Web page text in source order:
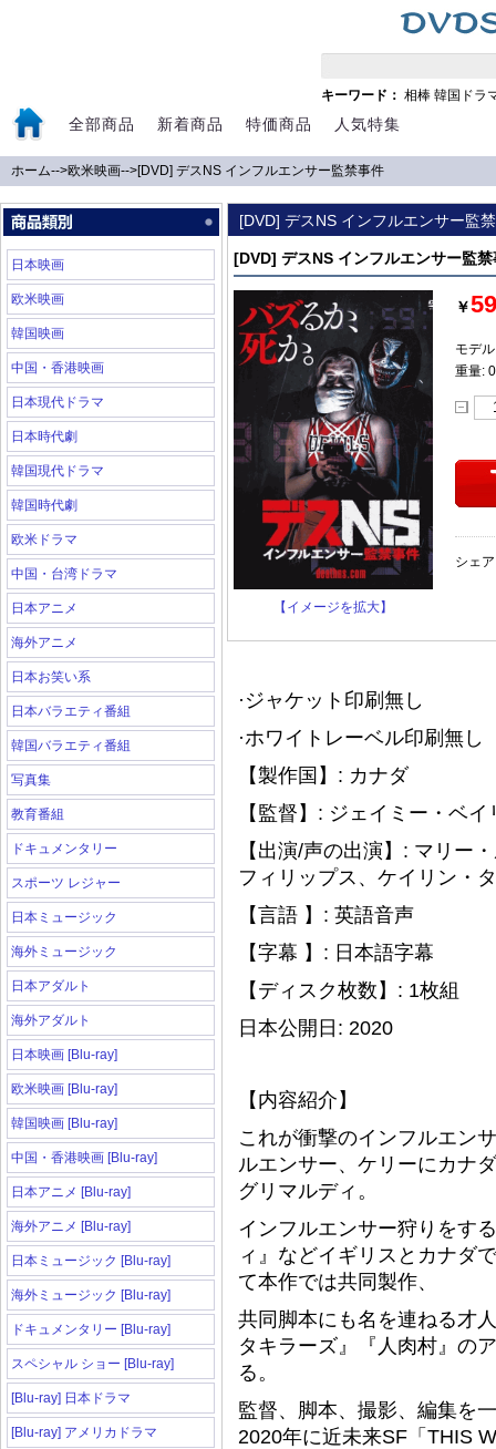
キーワード： 相棒 韓国ドラ
全部商品 新着商品 特価商品 人気特集
ホーム-->欧米映画-->[DVD] デスNS インフルエンサー監禁事件
日本映画
欧米映画
韓国映画
中国・香港映画
日本現代ドラマ
日本時代劇
韓国現代ドラマ
韓国時代劇
欧米ドラマ
中国・台湾ドラマ
日本アニメ
海外アニメ
日本お笑い系
日本バラエティ番組
韓国バラエティ番組
写真集
教育番組
ドキュメンタリー
スポーツ レジャー
日本ミュージック
海外ミュージック
日本アダルト
海外アダルト
日本映画 [Blu-ray]
欧米映画 [Blu-ray]
韓国映画 [Blu-ray]
中国・香港映画 [Blu-ray]
日本アニメ [Blu-ray]
海外アニメ [Blu-ray]
日本ミュージック [Blu-ray]
海外ミュージック [Blu-ray]
ドキュメンタリー [Blu-ray]
スペシャル ショー [Blu-ray]
[Blu-ray] 日本ドラマ
[Blu-ray] アメリカドラマ
[DVD] デスNS インフルエンサー監
[DVD] デスNS インフルエンサー監禁
【イメージを拡大】
￥
モデ
重量:
シェ
·ジャケット印刷無し
·ホワイトレーベル印刷無
【製作国】: カナダ
【監督】: ジェイミー・ベイ
【出演/声の出演】: マリー
フィリップス、ケイリン・
【言語 】: 英語音声
【字幕 】: 日本語字幕
【ディスク枚数】: 1枚組
日本公開日: 2020
【内容紹介】
これが衝撃のインフルエン
ルエンサー、ケリーにカナ
グリマルディ。
インフルエンサー狩りをす
ィ』などイギリスとカナダ
て本作では共同製作、
共同脚本にも名を連ねる才
タキラーズ』『人肉村』の
る。
監督、脚本、撮影、編集を
2020年に近未来SF「THIS